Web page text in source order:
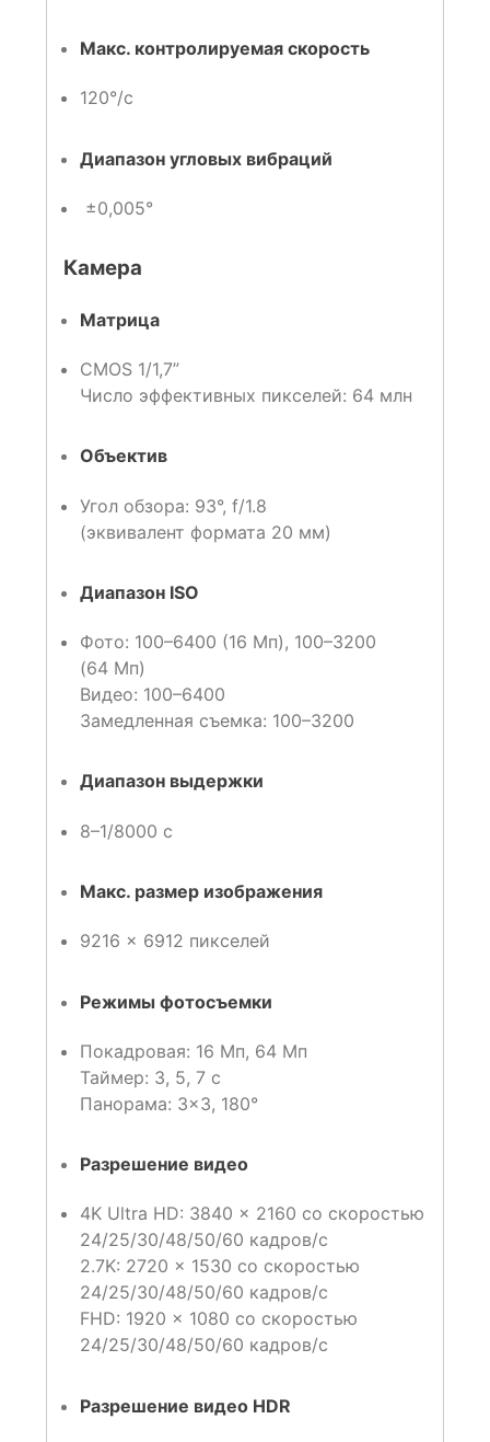
Макс. контролируемая скорость
120°/с
Диапазон угловых вибраций
±0,005°
Камера
Матрица
CMOS 1/1,7”
Число эффективных пикселей: 64 млн
Объектив
Угол обзора: 93°, f/1.8
(эквивалент формата 20 мм)
Диапазон ISO
Фото: 100–6400 (16 Мп), 100–3200
(64 Мп)
Видео: 100–6400
Замедленная съемка: 100–3200
Диапазон выдержки
8–1/8000 с
Макс. размер изображения
9216 × 6912 пикселей
Режимы фотосъемки
Покадровая: 16 Мп, 64 Мп
Таймер: 3, 5, 7 с
Панорама: 3×3, 180°
Разрешение видео
4K Ultra HD: 3840 × 2160 со скоростью
24/25/30/48/50/60 кадров/с
2.7K: 2720 × 1530 со скоростью
24/25/30/48/50/60 кадров/с
FHD: 1920 × 1080 со скоростью
24/25/30/48/50/60 кадров/с
Разрешение видео HDR